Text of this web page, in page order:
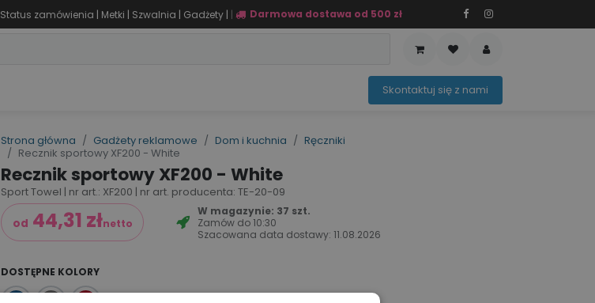
Status zamówienia | Metki | Szwalnia | Gadżety | | Darmowa dostawa od 500 zł
OFERTA SEZONOWASko​ntaktuj ​​​​się z nami​​​​
Strona główna Gadżety reklamowe Dom i kuchnia
Ręczniki
Recznik sportowy XF200 - White
Recznik sportowy XF200 - White
Sport Towel | nr art.: XF200 | nr art. producenta: TE-20-09
od 44,31 złnetto
W magazynie: 37 szt.
Zamów do 10:30
Szacowana data dostawy: 11.08.2026
DOSTĘPNE KOLORY